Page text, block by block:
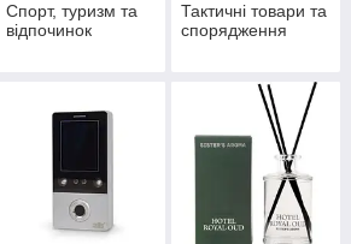
Спорт, туризм та
відпочинок
Тактичні товари та
спорядження